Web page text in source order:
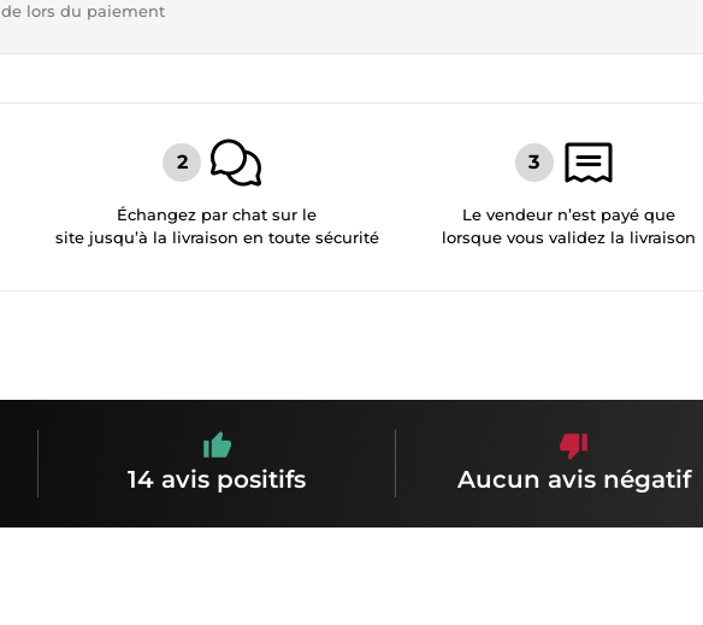
lors du paiement
Échangez par chat sur le
site jusqu’à la livraison en toute sécurité
Le vendeur n’est payé que
lorsque vous validez la livraison
14 avis positifs Aucun avis négatif